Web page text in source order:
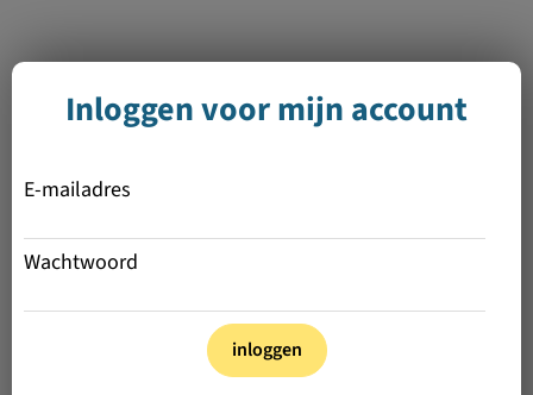
Inloggen voor mijn account
E-mailadres
Wachtwoord
inloggen